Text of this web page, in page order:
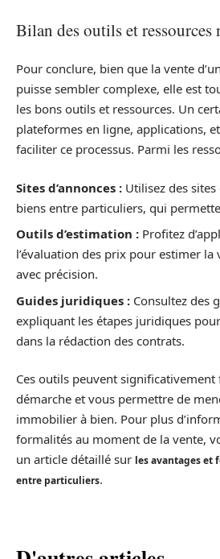
Bilan des outils et ressources
Pour conclure, bien que la vente
puisse sembler complexe, elle est
les bons outils et ressources. Un
plateformes en ligne, applications,
faciliter ce processus. Parmi les
Sites d’annonces : Utilisez des
biens entre particuliers, qui
Outils d’estimation : Profitez
l’évaluation des prix pour estimer la
avec précision.
Guides juridiques : Consultez des
expliquant les étapes juridiques
dans la rédaction des contrats.
Ces outils peuvent
démarche et vous permettre de
immobilier à bien. Pour plus
formalités au moment de la vente,
un article détaillé sur les avantages et
entre particuliers.